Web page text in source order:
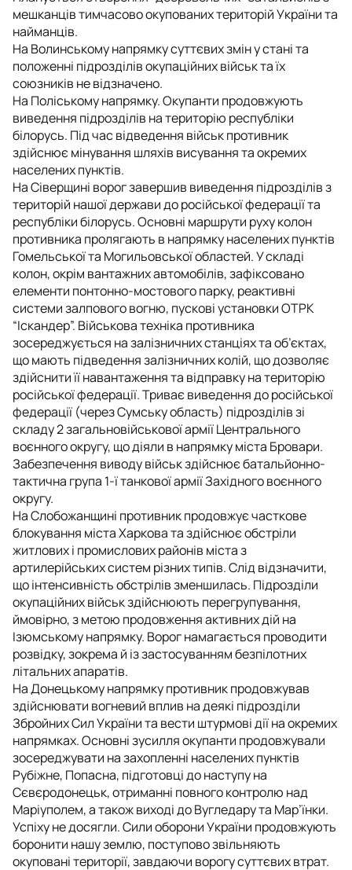
мешканців тимчасово окупованих територій України та
найманців.
На Волинському напрямку суттєвих змін у стані та
положенні підрозділів окупаційних військ та їх
союзників не відзначено.
На Поліському напрямку. Окупанти продовжують
виведення підрозділів на територію республіки
білорусь. Під час відведення військ противник
здійснює мінування шляхів висування та окремих
населених пунктів.
На Сіверщині ворог завершив виведення підрозділів з
територій нашої держави до російської федерації та
республіки білорусь. Основні маршрути руху колон
противника пролягають в напрямку населених пунктів
Гомельської та Могильовської областей. У складі
колон, окрім вантажних автомобілів, зафіксовано
елементи понтонно-мостового парку, реактивні
системи залпового вогню, пускові установки ОТРК
“Іскандер”. Військова техніка противника
зосереджується на залізничних станціях та об’єктах,
що мають підведення залізничних колій, що дозволяє
здійснити її навантаження та відправку на територію
російської федерації. Триває виведення до російської
федерації (через Сумську область) підрозділів зі
складу 2 загальновійськової армії Центрального
воєнного округу, що діяли в напрямку міста Бровари.
Забезпечення виводу військ здійснює батальйонно-
тактична група 1-ї танкової армії Західного воєнного
округу.
На Слобожанщині противник продовжує часткове
блокування міста Харкова та здійснює обстріли
житлових і промислових районів міста з
артилерійських систем різних типів. Слід відзначити,
що інтенсивність обстрілів зменшилась. Підрозділи
окупаційних військ здійснюють перегрупування,
ймовірно, з метою продовження активних дій на
Ізюмському напрямку. Ворог намагається проводити
розвідку, зокрема й із застосуванням безпілотних
літальних апаратів.
На Донецькому напрямку противник продовжував
здійснювати вогневий вплив на деякі підрозділи
Збройних Сил України та вести штурмові дії на окремих
напрямках. Основні зусилля окупанти продовжували
зосереджувати на захопленні населених пунктів
Рубіжне, Попасна, підготовці до наступу на
Сєвєродонецьк, отриманні повного контролю над
Маріуполем, а також виході до Вугледару та Мар’їнки.
Успіху не досягли. Сили оборони України продовжують
боронити нашу землю, поступово звільняють
окуповані території, завдаючи ворогу суттєвих втрат.